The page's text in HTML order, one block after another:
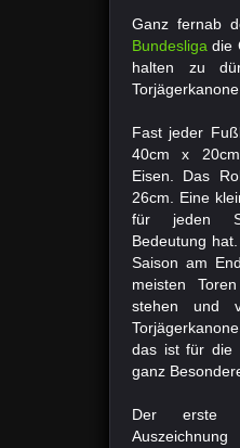
Ganz fernab
Bundesliga die
halten zu
Fast jeder
40cm x
Eisen. Das
26cm. Eine
für jeden
Bedeutung
Saison am
meisten
stehen und
das ist für die
ganz
Der erste